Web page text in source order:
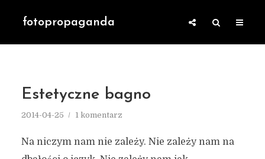
fotopropaganda
Estetyczne bagno
2014-04-25 1 komentarz
Na niczym nam nie zależy. Nie zależy nam na